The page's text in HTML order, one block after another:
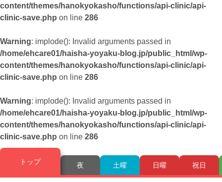
content/themes/hanokyokasho/functions/api-clinic/api-
clinic-save.php on line 286
Warning: implode(): Invalid arguments passed in
/home/ehcare01/haisha-yoyaku-blog.jp/public_html/wp-
content/themes/hanokyokasho/functions/api-clinic/api-
clinic-save.php on line 286
Warning: implode(): Invalid arguments passed in
/home/ehcare01/haisha-yoyaku-blog.jp/public_html/wp-
content/themes/hanokyokasho/functions/api-clinic/api-
clinic-save.php on line 286
トップ 夜 土曜 日曜 祝日